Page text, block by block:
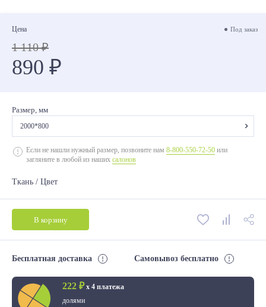
Цена Под заказ
1 110 ₽
890 ₽
Размер, мм
2000*800
2000*700
2000*900
2000*1400
2000*1800
Если не нашли нужный размер, позвоните нам 8-800-550-72-50 или
загляните в любой из наших салонов
Ткань / Цвет
В корзину
Бесплатная доставка Самовывоз бесплатно
222 ₽х 4 платежа
долями